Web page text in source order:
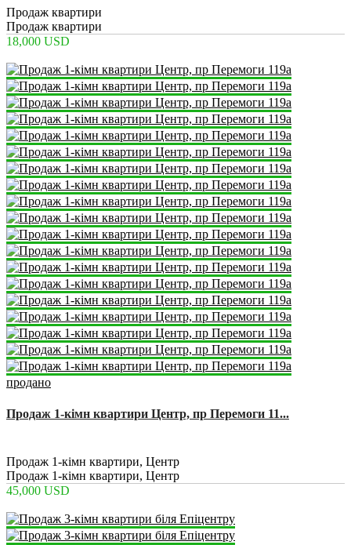
Продаж квартири
Продаж квартири
18,000 USD
продано
Продаж 1-кімн квартири Центр, пр Перемоги 11...
Продаж 1-кімн квартири, Центр
Продаж 1-кімн квартири, Центр
45,000 USD